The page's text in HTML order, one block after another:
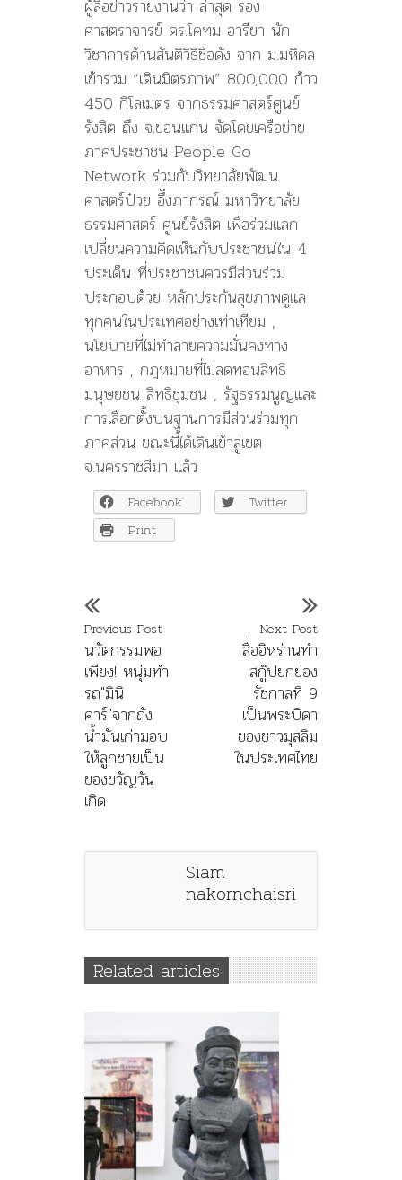
ผู้สื่อข่าวรายงานว่า ล่าสุด รอง
ศาสตราจารย์ ดร.โคทม อารียา นัก
วิชาการด้านสันติวิธีชื่อดัง จาก ม.มหิดล
เข้าร่วม “เดินมิตรภาพ” 800,000 ก้าว
450 กิโลเมตร จากธรรมศาสตร์ศูนย์
รังสิต ถึง จ.ขอนแก่น จัดโดยเครือข่าย
ภาคประชาชน People Go
Network ร่วมกับวิทยาลัยพัฒน
ศาสตร์ป๋วย อึ๊งภากรณ์ มหาวิทยาลัย
ธรรมศาสตร์ ศูนย์รังสิต เพื่อร่วมแลก
เปลี่ยนความคิดเห็นกับประชาชนใน 4
ประเด็น ที่ประชาชนควรมีส่วนร่วม
ประกอบด้วย หลักประกันสุขภาพดูแล
ทุกคนในประเทศอย่างเท่าเทียม ,
นโยบายที่ไม่ทำลายความมั่นคงทาง
อาหาร , กฎหมายที่ไม่ลดทอนสิทธิ
มนุษยชน สิทธิชุมชน , รัฐธรรมนูญและ
การเลือกตั้งบนฐานการมีส่วนร่วมทุก
ภาคส่วน ขณะนี้ได้เดินเข้าสู่เขต
จ.นครราชสีมา แล้ว
Facebook
Twitter
Print
Previous Post
นวัตกรรมพอ
เพียง! หนุ่มทำ
รถ"มินิ
คาร์"จากถัง
น้ำมันเก่ามอบ
ให้ลูกชายเป็น
ของขวัญวัน
เกิด
Next Post
สื่ออิหร่านทำ
สกู๊ปยกย่อง
รัชกาลที่ 9
เป็นพระบิดา
ของชาวมุสลิม
ในประเทศไทย
Siam
nakornchaisri
Related articles